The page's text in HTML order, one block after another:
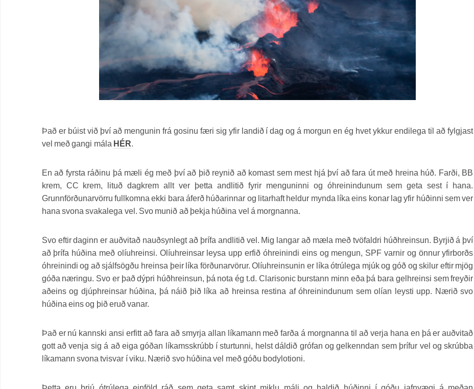
Það er búist við því að mengunin frá gosinu færi sig yfir landið í dag og á morgun en ég hvet ykkur endilega til að fylgjast
vel með gangi mála HÉR.
En að fyrsta ráðinu þá mæli ég með því að þið reynið að komast sem mest hjá því að fara út með hreina húð. Farði, BB
krem, CC krem, lituð dagkrem allt ver þetta andlitið fyrir menguninni og óhreinindunum sem geta sest í hana.
Grunnförðunarvörru fullkomna ekki bara áferð húðarinnar og litarhaft heldur mynda líka eins konar lag yfir húðinni sem ver
hana svona svakalega vel. Svo munið að þekja húðina vel á morgnanna.
Svo eftir daginn er auðvitað nauðsynlegt að þrífa andlitið vel. Mig langar að mæla með tvöfaldri húðhreinsun. Byrjið á því
að þrífa húðina með olíuhreinsi. Olíuhreinsar leysa upp erfið óhreinindi eins og mengun, SPF varnir og önnur yfirborðs
óhreinindi og að sjálfsögðu hreinsa þeir líka förðunarvörur. Olíuhreinsunin er líka ótrúlega mjúk og góð og skilur eftir mjög
góða næringu. Svo er það dýpri húðhreinsun, þá nota ég t.d. Clarisonic burstann minn eða þá bara gelhreinsi sem freyðir
aðeins og djúphreinsar húðina, þá náið þið líka að hreinsa restina af óhreinindunum sem olían leysti upp. Nærið svo
húðina eins og þið eruð vanar.
Það er nú kannski ansi erfitt að fara að smyrja allan líkamann með farða á morgnanna til að verja hana en þá er auðvitað
gott að venja sig á að eiga góðan líkamsskrúbb í sturtunni, helst dáldið grófan og gelkenndan sem þrífur vel og skrúbba
líkamann svona tvisvar í viku. Nærið svo húðina vel með góðu bodylotioni.